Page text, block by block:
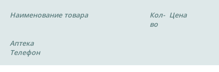
Наименование товара
Кол-
во
Цена
Аптека
Телефон